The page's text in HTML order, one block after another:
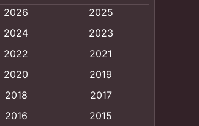
การ์ตูน
อนิเมะ
2026
2025
2024
2023
2022
2021
2020
2019
2018
2017
2016
2015